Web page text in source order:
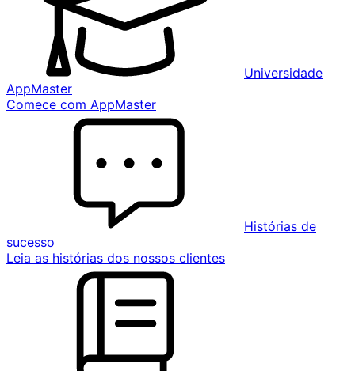
Universidade
AppMaster
Comece com AppMaster
Histórias de
sucesso
Leia as histórias dos nossos clientes